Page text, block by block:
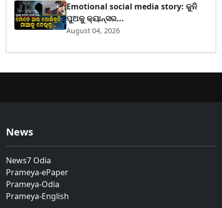
Emotional social media story: କୁନି
ପୁଅକୁ କ୍ୟାନ୍ସର...
August 04, 2026
News
News7 Odia
Prameya-ePaper
Prameya-Odia
Prameya-English